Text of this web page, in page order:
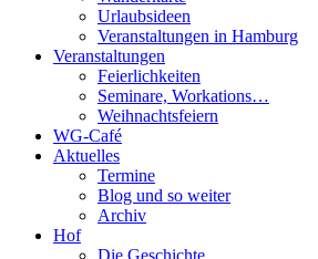
Urlaubsideen
Veranstaltungen in Hamburg
Veranstaltungen
Feierlichkeiten
Seminare, Workations…
Weihnachtsfeiern
WG-Café
Aktuelles
Termine
Blog und so weiter
Archiv
Hof
Die Geschichte